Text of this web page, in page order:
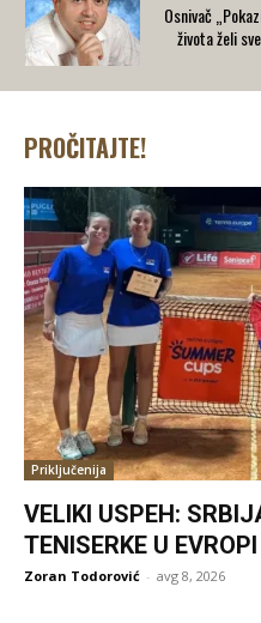
Osnivač
života želi
PROČITAJTE!
Priključenija
VELIKI USPEH:
TENISERKE U EVROPI
Zoran Todorović - avg 8, 2026